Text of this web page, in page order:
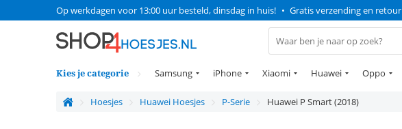
Op werkdagen voor 13:00 uur besteld, dinsdag in huis! • Gratis verzending en retour
Kies je categorie Samsung iPhone Xiaomi Huawei Oppo
Hoesjes Huawei Hoesjes P-Serie Huawei P Smart (2018)